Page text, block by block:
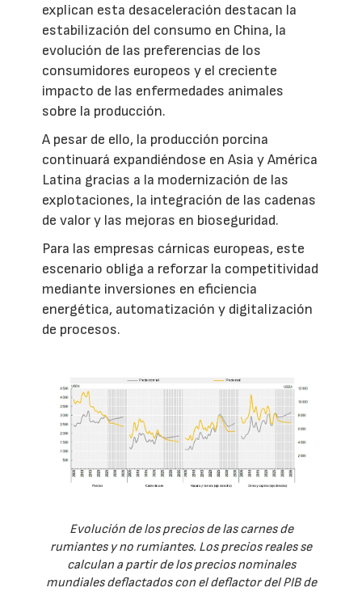
explican esta desaceleración destacan la
estabilización del consumo en China, la
evolución de las preferencias de los
consumidores europeos y el creciente
impacto de las enfermedades animales
sobre la producción.
A pesar de ello, la producción porcina
continuará expandiéndose en Asia y América
Latina gracias a la modernización de las
explotaciones, la integración de las cadenas
de valor y las mejoras en bioseguridad.
Para las empresas cárnicas europeas, este
escenario obliga a reforzar la competitividad
mediante inversiones en eficiencia
energética, automatización y digitalización
de procesos.
Evolución de los precios de las carnes de
rumiantes y no rumiantes. Los precios reales se
calculan a partir de los precios nominales
mundiales deflactados con el deflactor del PIB de